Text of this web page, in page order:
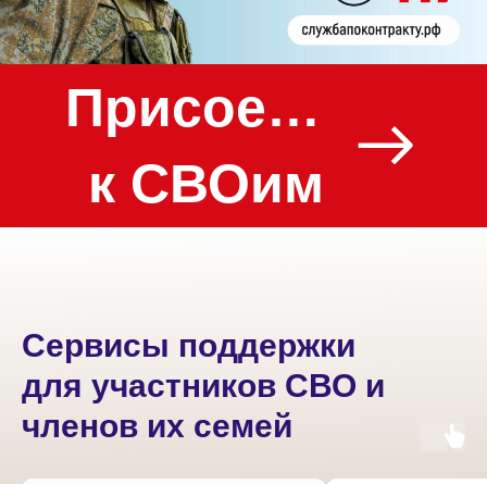
к СВОим
Сервисы поддержки
для участников СВО и
членов их семей